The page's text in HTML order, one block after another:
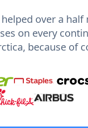
helped over a
on every
because of